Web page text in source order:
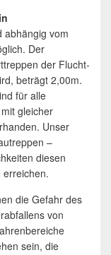
abhängig vom
Der
der Flucht-
beträgt 2,00m.
für alle
gleicher
Unser
–
diesen
erreichen.
die Gefahr des
von
sein, die